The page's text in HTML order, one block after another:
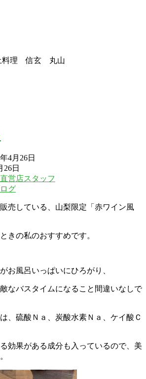
料理 信玄 丸山
4月26日
26日
営店スタッフ
グ
売している、山梨限定「赤ワイン風
きの私のおすすめです。
お風呂いっぱいにひろがり、
なバスタイムになること間違いなしで
、硫酸Ｎａ、炭酸水素Ｎａ、ケイ酸Ｃ
効果がある成分も入っているので、美